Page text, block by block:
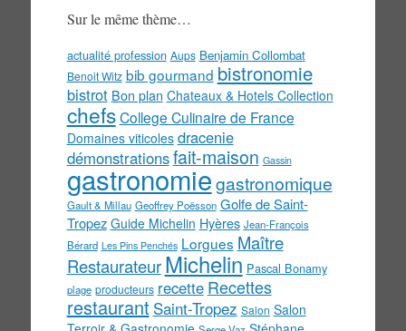
Sur le même thème…
actualité profession Aups Benjamin Collombat
Benoit Witz bib gourmand bistronomie
bistrot Bon plan Chateaux & Hotels Collection
chefs College Culinaire de France
Domaines viticoles dracenie
démonstrationsfait-maison Gassin
gastronomiegastronomique
Gault & Millau Geoffrey Poësson Golfe de Saint-
Tropez Guide Michelin Hyères Jean-François
Bérard Les Pins Penchés Lorgues Maître
Restaurateur Michelin Pascal Bonamy
plage producteurs recette Recettes
restaurant Saint-Tropez Salon Salon